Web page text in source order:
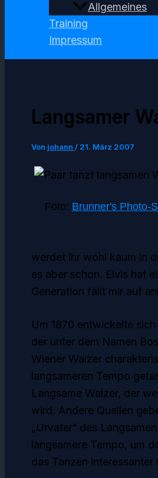
Allgemeines
Training
Impressum
Langsamer
Von johann / 21. März 2007
Foto: Brunner's Photo-
werdet ihr wohl kaum in
es aber schon. Elvis hat
Generation fällt mir auf
Um 1870 entwickelte
der unter dem Namen
Wiener Walzer
langsameren Tempo
Langsame Walzer, der
wird. Andere Quellen
„Urvater“ des
langsamere Tempo, um
das Tanzen interessanter